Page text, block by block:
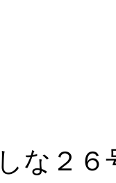
な２６